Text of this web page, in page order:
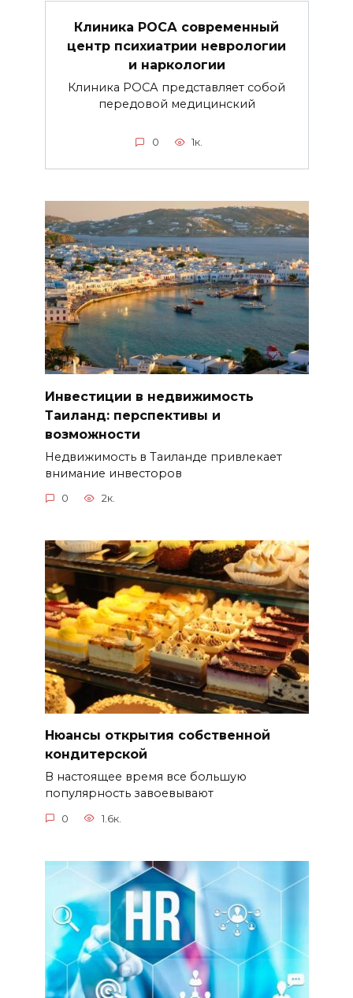
Клиника РОСА современный
центр психиатрии неврологии
и наркологии
Клиника РОСА представляет собой
передовой медицинский
0 1к.
Инвестиции в недвижимость
Таиланд: перспективы и
возможности
Недвижимость в Таиланде привлекает
внимание инвесторов
0 2к.
Нюансы открытия собственной
кондитерской
В настоящее время все большую
популярность завоевывают
0 1.6к.